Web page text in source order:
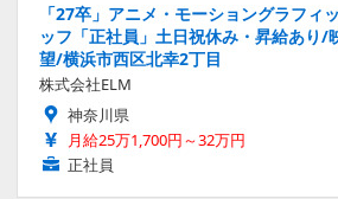
「27卒」アニメ・モーショングラフィ
ッフ「正社員」土日祝休み・昇給あり/
望/横浜市西区北幸2丁目
株式会社ELM
神奈川県
月給25万1,700円～32万円
正社員